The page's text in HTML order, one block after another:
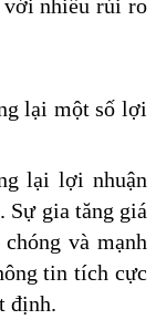
với nhiều rủi ro
lại một số lợi
lại lợi nhuận
Sự gia tăng giá
và mạnh
tin tích cực
định.